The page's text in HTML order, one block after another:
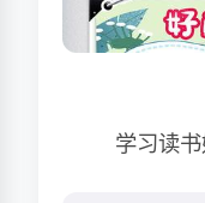
学习读